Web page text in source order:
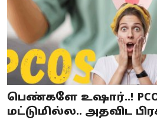
Crime
Tamilnadu
National
World
Astrology
பெண்களே உஷார்..!
மட்டுமில்ல.. அதவிட